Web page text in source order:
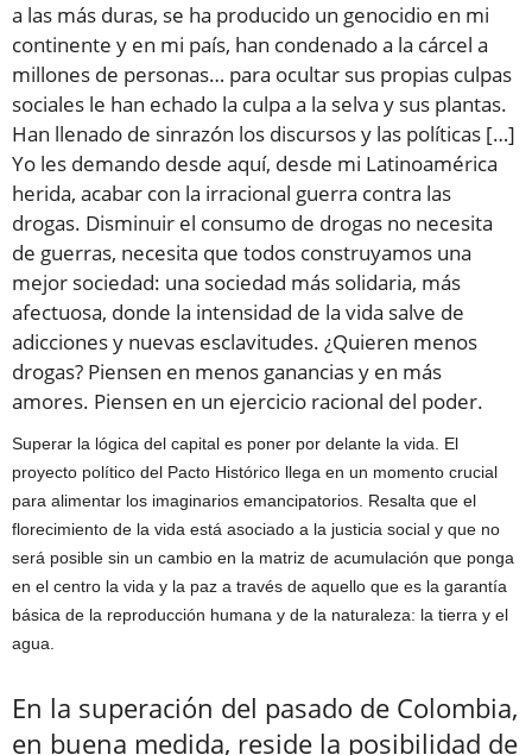
a las más duras, se ha producido un genocidio en mi
continente y en mi país, han condenado a la cárcel a
millones de personas… para ocultar sus propias culpas
sociales le han echado la culpa a la selva y sus plantas.
Han llenado de sinrazón los discursos y las políticas […]
Yo les demando desde aquí, desde mi Latinoamérica
herida, acabar con la irracional guerra contra las
drogas. Disminuir el consumo de drogas no necesita
de guerras, necesita que todos construyamos una
mejor sociedad: una sociedad más solidaria, más
afectuosa, donde la intensidad de la vida salve de
adicciones y nuevas esclavitudes. ¿Quieren menos
drogas? Piensen en menos ganancias y en más
amores. Piensen en un ejercicio racional del poder.
Superar la lógica del capital es poner por delante la vida. El
proyecto político del Pacto Histórico llega en un momento crucial
para alimentar los imaginarios emancipatorios. Resalta que el
florecimiento de la vida está asociado a la justicia social y que no
será posible sin un cambio en la matriz de acumulación que ponga
en el centro la vida y la paz a través de aquello que es la garantía
básica de la reproducción humana y de la naturaleza: la tierra y el
agua.
En la superación del pasado de Colombia,
en buena medida, reside la posibilidad de